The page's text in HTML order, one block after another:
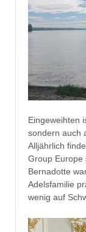
Eingeweihten
sondern auch
Alljährlich
Group Europe
Bernadotte
Adelsfamilie
wenig auf